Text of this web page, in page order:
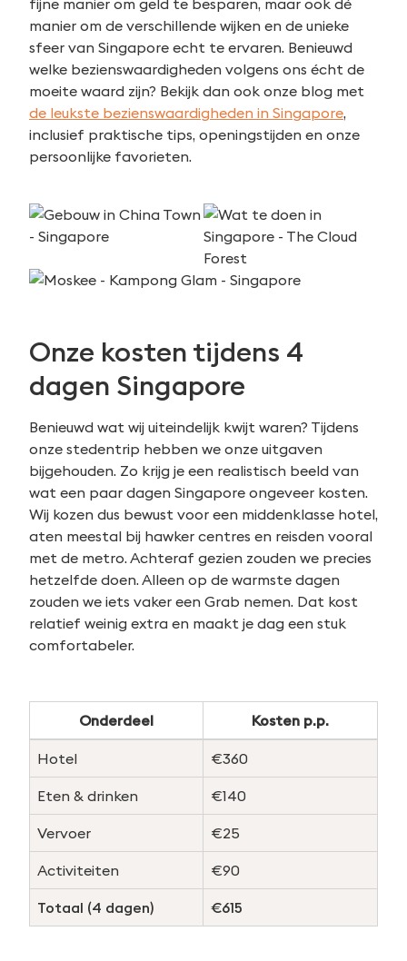
manier om de verschillende wijken en de unieke
sfeer van Singapore echt te ervaren. Benieuwd
welke bezienswaardigheden volgens ons écht de
moeite waard zijn? Bekijk dan ook onze blog met
de leukste bezienswaardigheden in Singapore,
inclusief praktische tips, openingstijden en onze
persoonlijke favorieten.
Onze kosten tijdens 4
dagen Singapore
Benieuwd wat wij uiteindelijk kwijt waren? Tijdens
onze stedentrip hebben we onze uitgaven
bijgehouden. Zo krijg je een realistisch beeld van
wat een paar dagen Singapore ongeveer kosten.
Wij kozen dus bewust voor een middenklasse hotel,
aten meestal bij hawker centres en reisden vooral
met de metro. Achteraf gezien zouden we precies
hetzelfde doen. Alleen op de warmste dagen
zouden we iets vaker een Grab nemen. Dat kost
relatief weinig extra en maakt je dag een stuk
comfortabeler.
Onderdeel Kosten p.p.
Hotel €360
Eten & drinken €140
Vervoer €25
Activiteiten €90
Totaal (4 dagen) €615